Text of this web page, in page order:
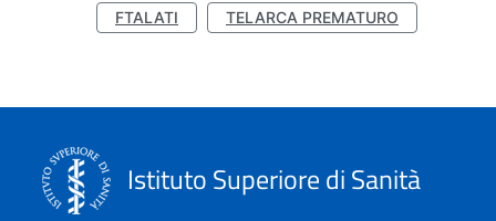
FTALATI
TELARCA PREMATURO
Istituto Superiore di Sanità